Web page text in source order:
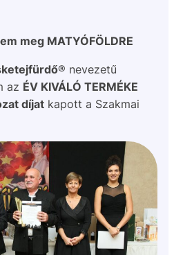
meg MATYÓFÖLDRE
® nevezetű
az ÉV KIVÁLÓ TERMÉKE
díjat kapott a Szakmai